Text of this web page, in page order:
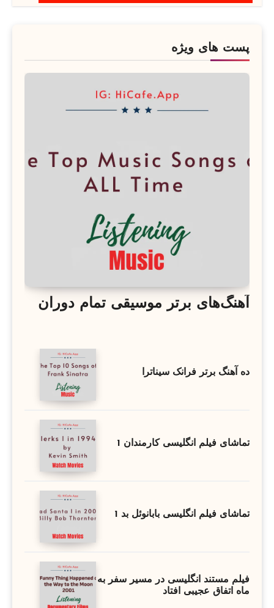
پست های ویژه
آهنگ‌های برتر موسیقی تمام دوران
ده آهنگ برتر فرانک سیناترا
تماشای فیلم انگلیسی کارمندان 1
تماشای فیلم انگلیسی بابانوئل بد 1
فیلم مستند انگلیسی در مسیر سفر به
ماه اتفاق عجیبی افتاد